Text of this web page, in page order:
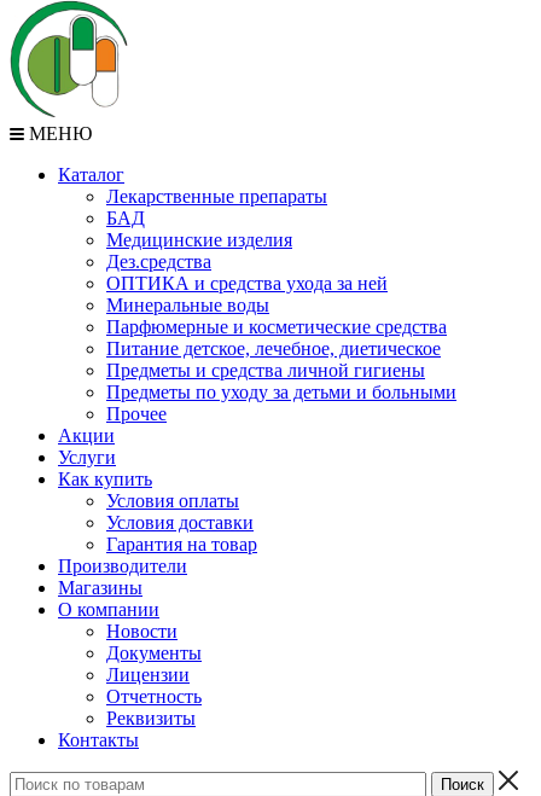
МЕНЮ
Каталог
Лекарственные препараты
БАД
Медицинские изделия
Дез.средства
ОПТИКА и средства ухода за ней
Минеральные воды
Парфюмерные и косметические средства
Питание детское, лечебное, диетическое
Предметы и средства личной гигиены
Предметы по уходу за детьми и больными
Прочее
Акции
Услуги
Как купить
Условия оплаты
Условия доставки
Гарантия на товар
Производители
Магазины
О компании
Новости
Документы
Лицензии
Отчетность
Реквизиты
Контакты